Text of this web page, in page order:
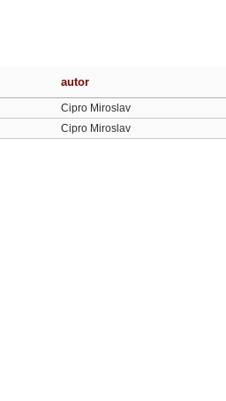
autor
Cipro Miroslav
Cipro Miroslav